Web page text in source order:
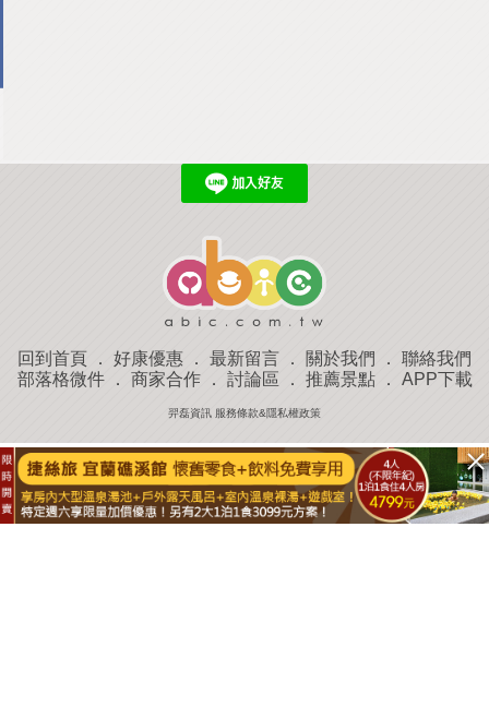
回到首頁 ． 好康優惠 ． 最新留言 ． 關於我們 ． 聯絡我們
部落格微件． 商家合作． 討論區 ． 推薦景點． APP下載
羿磊資訊 服務條款&隱私權政策